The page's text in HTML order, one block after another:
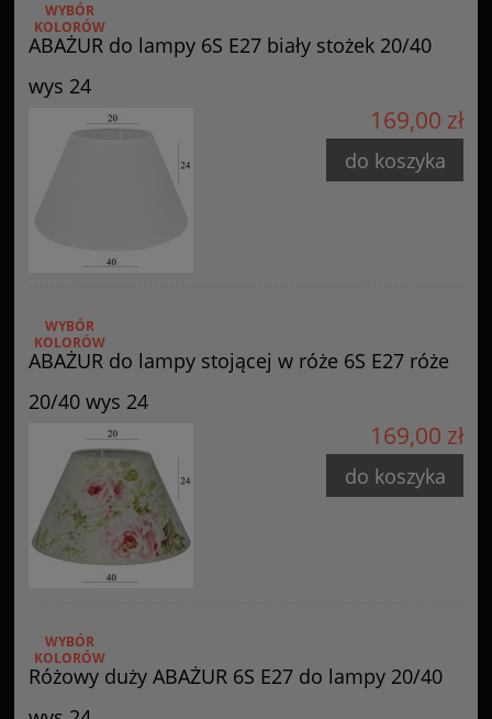
ABAŻUR do lampy 6S E27 biały stożek 20/40
wys 24
WYBÓR
KOLORÓW
169,00 zł
do koszyka
ABAŻUR do lampy stojącej w róże 6S E27 róże
20/40 wys 24
WYBÓR
KOLORÓW
169,00 zł
do koszyka
Różowy duży ABAŻUR 6S E27 do lampy 20/40
WYBÓR
KOLORÓW